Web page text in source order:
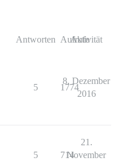
Antworten Aufrufe
Aktivität
5 1774
8. Dezember
2016
5 714
21.
November